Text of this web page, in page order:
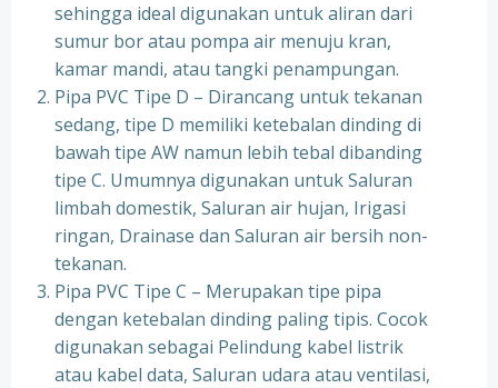
sehingga ideal digunakan untuk aliran dari
sumur bor atau pompa air menuju kran,
kamar mandi, atau tangki penampungan.
Pipa PVC Tipe D – Dirancang untuk tekanan
sedang, tipe D memiliki ketebalan dinding di
bawah tipe AW namun lebih tebal dibanding
tipe C. Umumnya digunakan untuk Saluran
limbah domestik, Saluran air hujan, Irigasi
ringan, Drainase dan Saluran air bersih non-
tekanan.
Pipa PVC Tipe C – Merupakan tipe pipa
dengan ketebalan dinding paling tipis. Cocok
digunakan sebagai Pelindung kabel listrik
atau kabel data, Saluran udara atau ventilasi,